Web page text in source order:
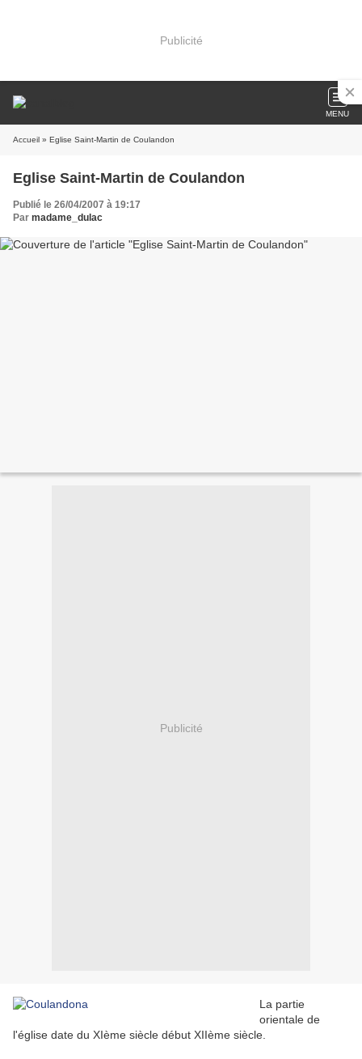
Publicité
MENU
Accueil » Eglise Saint-Martin de Coulandon
Eglise Saint-Martin de Coulandon
Publié le 26/04/2007 à 19:17
Par madame_dulac
Publicité
La partie
orientale de
l'église date du XIème siècle début XIIème siècle.